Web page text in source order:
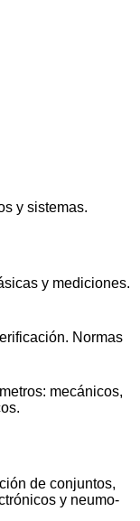
y sistemas.
y mediciones.
Normas
mecánicos,
de conjuntos,
y neumo-